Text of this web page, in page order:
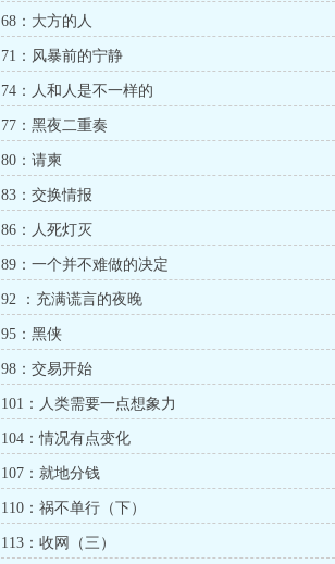
68：大方的人
71：风暴前的宁静
74：人和人是不一样的
77：黑夜二重奏
80：请柬
83：交换情报
86：人死灯灭
89：一个并不难做的决定
92 ：充满谎言的夜晚
95：黑侠
98：交易开始
101：人类需要一点想象力
104：情况有点变化
107：就地分钱
110：祸不单行（下）
113：收网（三）